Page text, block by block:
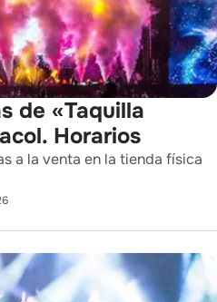
de «Taquilla
Horarios
a la venta en la tienda física